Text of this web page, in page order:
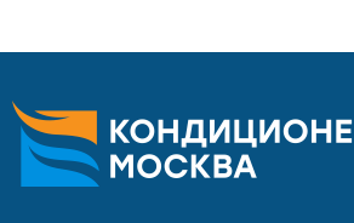
Объемное распределение воздуха 4D
Зимний комплект до -30 градусов